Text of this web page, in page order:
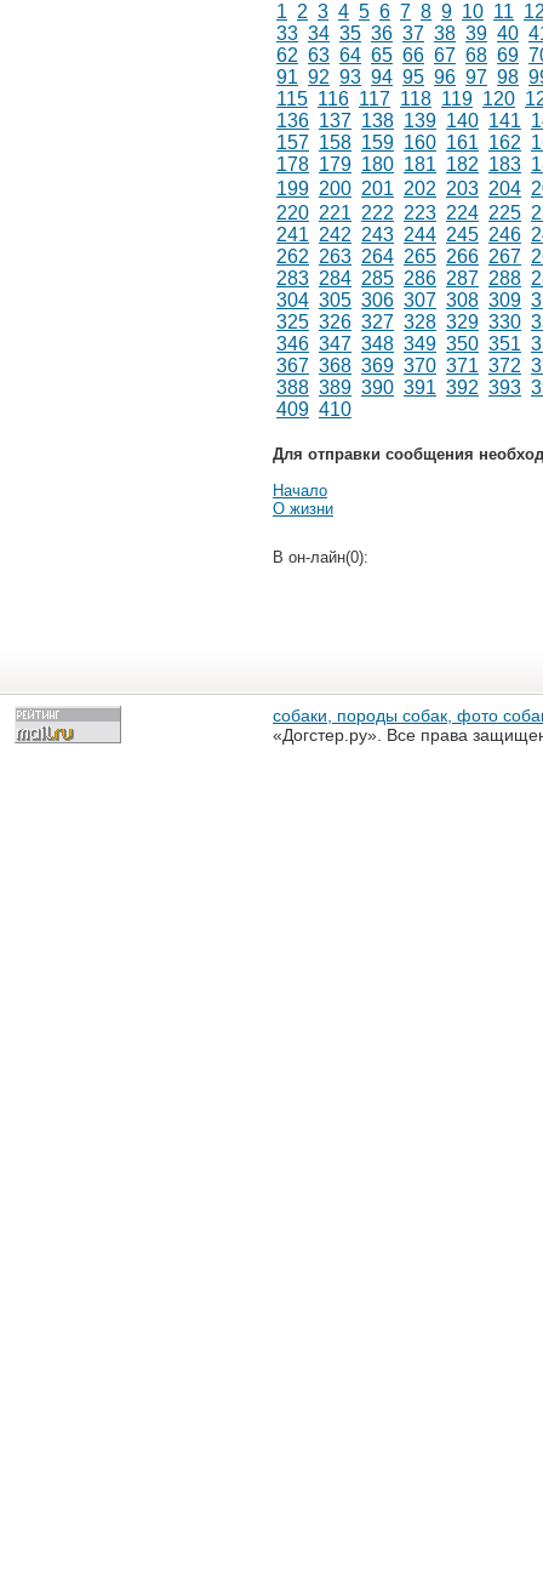
1 2 3 4 5 6 7 8 9 10 11
33 34 35 36 37 38 39 40
62 63 64 65 66 67 68 69
91 92 93 94 95 96 97 98
115 116 117 118 119 120
136 137 138 139 140 141
157 158 159 160 161 162
178 179 180 181 182 183
199 200 201 202 203 204
220 221 222 223 224 225
241 242 243 244 245 246
262 263 264 265 266 267
283 284 285 286 287 288
304 305 306 307 308 309
325 326 327 328 329 330
346 347 348 349 350 351
367 368 369 370 371 372
388 389 390 391 392 393
409 410
Для отправки сообщения
Начало
О жизни
В он-лайн(0):
собаки, породы собак, фото
«Догстер.ру». Все права